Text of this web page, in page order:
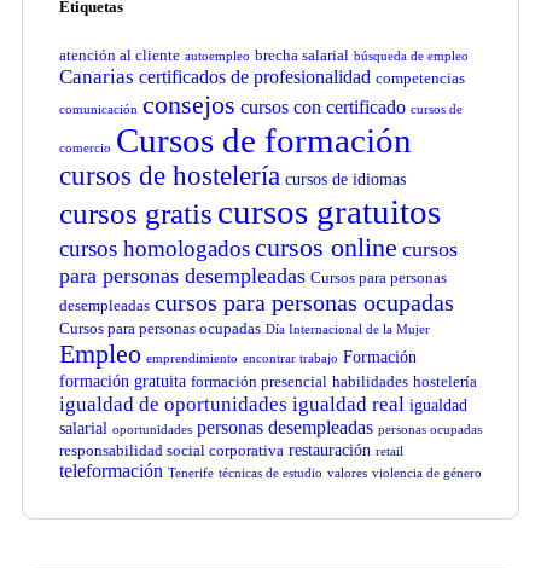
Etiquetas
atención al cliente autoempleo brecha salarial búsqueda de empleo
Canarias certificados de profesionalidad competencias
comunicación consejos cursos con certificado cursos de
comercio Cursos de formación
cursos de hostelería cursos de idiomas
cursos gratis cursos gratuitos
cursos homologadoscursos online cursos
para personas desempleadas Cursos para personas
desempleadas cursos para personas ocupadas
Cursos para personas ocupadas Día Internacional de la Mujer
Empleo emprendimiento encontrar trabajo Formación
formación gratuita formación presencial habilidades hostelería
igualdad de oportunidades igualdad real igualdad
salarial oportunidades personas desempleadas personas ocupadas
responsabilidad social corporativa restauración retail
teleformación Tenerife técnicas de estudio valores violencia de género